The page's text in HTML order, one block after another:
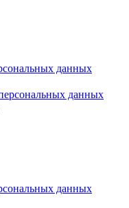
данных
данных
данных